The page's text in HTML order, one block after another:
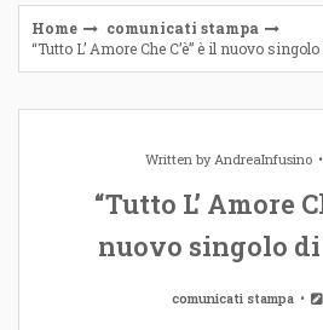
Home
comunicati stampa
“Tutto L’ Amore Che C’è” è il nuovo
Written byAndreaInfusino
“Tutto L’ Amore
nuovo singolo di
comunicati stampa